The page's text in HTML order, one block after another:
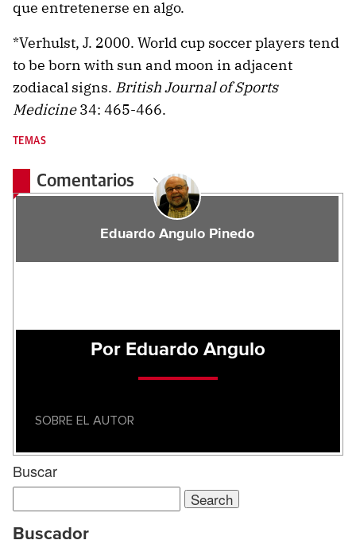
que entretenerse en algo.
*Verhulst, J. 2000. World cup soccer players tend
to be born with sun and moon in adjacent
zodiacal signs. British Journal of Sports
Medicine34: 465-466.
TEMAS
Comentarios
Eduardo Angulo Pinedo
Por Eduardo Angulo
SOBRE EL AUTOR
Buscar
Search
for:
Buscador